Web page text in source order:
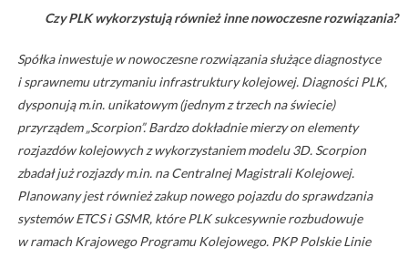
Czy PLK wykorzystują również inne nowoczesne rozwiązania?
Spółka inwestuje w nowoczesne rozwiązania służące diagnostyce
i sprawnemu utrzymaniu infrastruktury kolejowej. Diagności PLK,
dysponują m.in. unikatowym (jednym z trzech na świecie)
przyrządem „Scorpion”. Bardzo dokładnie mierzy on elementy
rozjazdów kolejowych z wykorzystaniem modelu 3D. Scorpion
zbadał już rozjazdy m.in. na Centralnej Magistrali Kolejowej.
Planowany jest również zakup nowego pojazdu do sprawdzania
systemów ETCS i GSMR, które PLK sukcesywnie rozbudowuje
w ramach Krajowego Programu Kolejowego. PKP Polskie Linie